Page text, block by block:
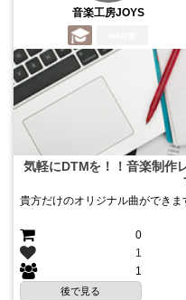
音楽工房JOYS
気軽にDTMを！！音楽制作
貴方だけのオリジナル曲ができま
0
1
1
後で見る